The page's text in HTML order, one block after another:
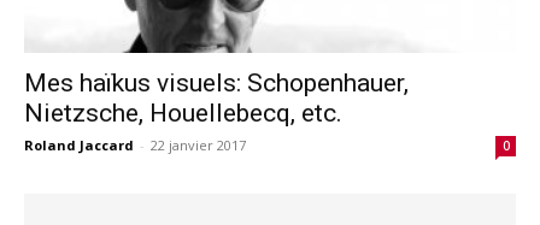
Mes haïkus visuels: Schopenhauer,
Nietzsche, Houellebecq, etc.
Roland Jaccard - 22 janvier 2017 0